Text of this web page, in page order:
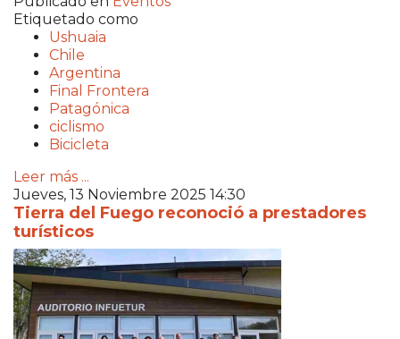
Etiquetado como
Ushuaia
Chile
Argentina
Final Frontera
Patagónica
ciclismo
Bicicleta
Leer más ...
Jueves, 13 Noviembre 2025 14:30
Tierra del Fuego reconoció a prestadores
turísticos